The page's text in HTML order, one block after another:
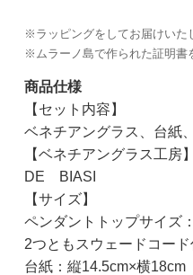
※ラッピングをしてお届けいた
※ムラーノ島で作られた証明書
商品仕様
【セット内容】
ベネチアングラス、台紙
【ベネチアングラス工房
DE BIASI
【サイズ】
ペンダントトップサイズ
2つともスウェードコード
台紙：縦14.5cm×横18cm